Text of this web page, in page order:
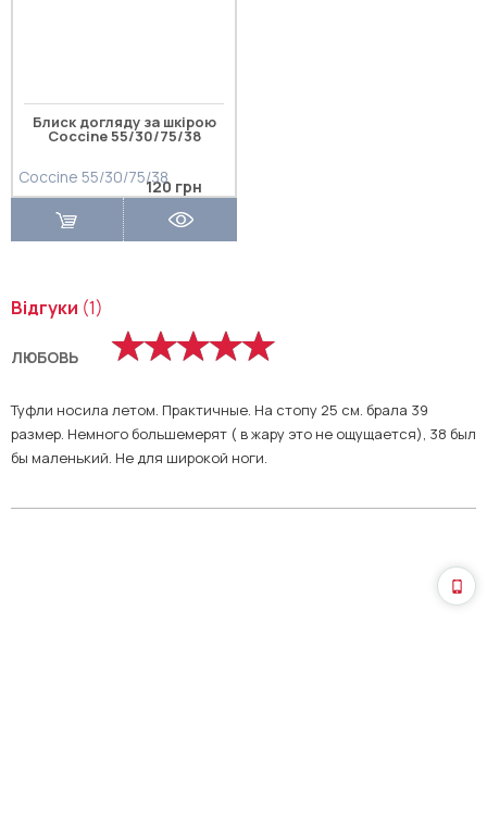
Блиск догляду за шкірою
Coccine 55/30/75/38
120 грн
Відгуки (1)
ЛЮБОВЬ
Туфли носила летом. Практичные. На стопу 25 см. брала 39
размер. Немного большемерят ( в жару это не ощущается), 38 был
бы маленький. Не для широкой ноги.